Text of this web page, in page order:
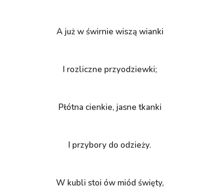
A już w świrnie wiszą wianki
I rozliczne przyodziewki;
Płótna cienkie, jasne tkanki
I przybory do odzieży.
W kubli stoi ów miód święty,